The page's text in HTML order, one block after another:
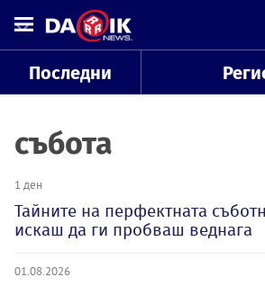
Последни
събота
1 ден
Тайните на перфектната
искаш да ги пробваш веднага
01.08.2026